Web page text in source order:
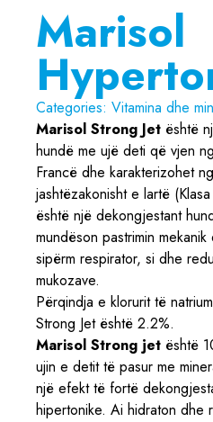
Marisol
Categories: Vitamina dhe
Marisol Strong Jet është
hundë me ujë deti që vjen
Francë dhe karakterizohet
jashtëzakonisht e lartë
është një dekongjestant
mundëson pastrimin
sipërm respirator, si dhe
mukozave.
Përqindja e klorurit të
Strong Jet është 2.2%.
Marisol Strong jet është
ujin e detit të pasur me
një efekt të fortë
hipertonike. Ai hidraton dhe